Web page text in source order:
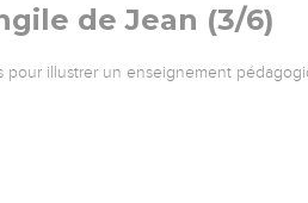
de Jean (3/6)
illustrer un enseignement